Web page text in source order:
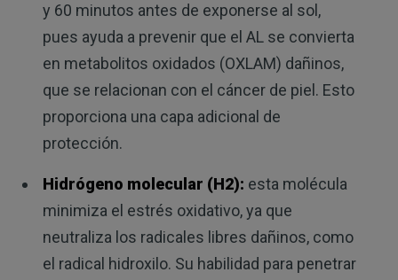
y 60 minutos antes de exponerse al sol,
pues ayuda a prevenir que el AL se convierta
en metabolitos oxidados (OXLAM) dañinos,
que se relacionan con el cáncer de piel. Esto
proporciona una capa adicional de
protección.
Hidrógeno molecular (H2): esta molécula
minimiza el estrés oxidativo, ya que
neutraliza los radicales libres dañinos, como
el radical hidroxilo. Su habilidad para penetrar